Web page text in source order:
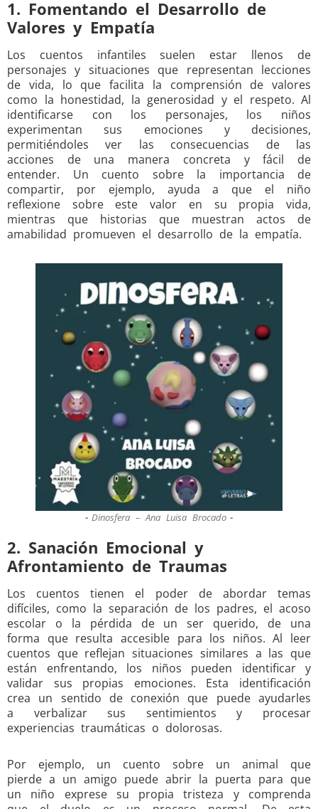
1. Fomentando el Desarrollo de
Valores y Empatía
Los cuentos infantiles suelen estar llenos de
personajes y situaciones que representan lecciones
de vida, lo que facilita la comprensión de valores
como la honestidad, la generosidad y el respeto. Al
identificarse con los personajes, los niños
experimentan sus emociones y decisiones,
permitiéndoles ver las consecuencias de las
acciones de una manera concreta y fácil de
entender. Un cuento sobre la importancia de
compartir, por ejemplo, ayuda a que el niño
reflexione sobre este valor en su propia vida,
mientras que historias que muestran actos de
amabilidad promueven el desarrollo de la empatía.
Dinosfera – Ana Luisa Brocado
2. Sanación Emocional y
Afrontamiento de Traumas
Los cuentos tienen el poder de abordar temas
difíciles, como la separación de los padres, el acoso
escolar o la pérdida de un ser querido, de una
forma que resulta accesible para los niños. Al leer
cuentos que reflejan situaciones similares a las que
están enfrentando, los niños pueden identificar y
validar sus propias emociones. Esta identificación
crea un sentido de conexión que puede ayudarles
a verbalizar sus sentimientos y procesar
experiencias traumáticas o dolorosas.
Por ejemplo, un cuento sobre un animal que
pierde a un amigo puede abrir la puerta para que
un niño exprese su propia tristeza y comprenda